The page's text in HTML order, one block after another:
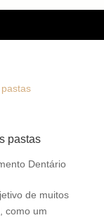
pastas
Dentário
de muitos
como um